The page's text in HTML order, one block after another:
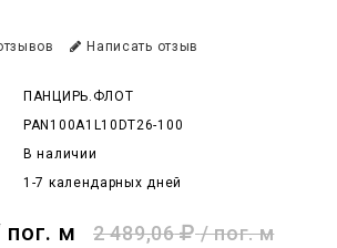
Написать отзыв
ПАНЦИРЬ.ФЛОТ
PAN100A1L10DT26-100
В наличии
1-7 календарных дней
пог. м 2 489,06 / пог. м